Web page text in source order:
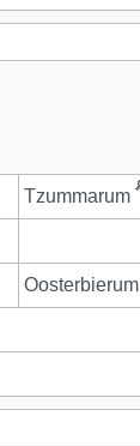
Tzummarum
Oosterbierum